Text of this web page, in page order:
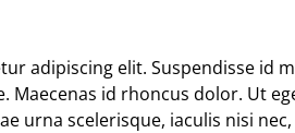
adipiscing elit. Suspendisse id
Maecenas id rhoncus dolor. Ut
urna scelerisque, iaculis nisi